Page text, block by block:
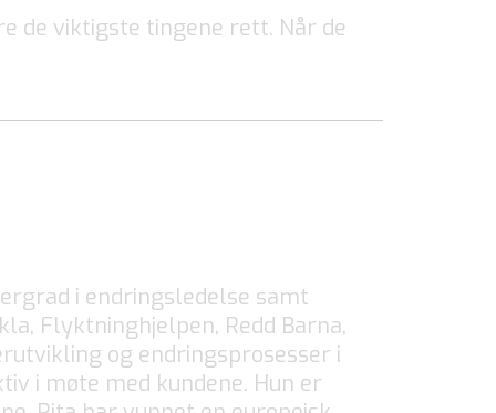
de viktigste tingene rett. Når de
i endringsledelse samt
Flyktninghjelpen, Redd Barna,
og endringsprosesser i
i møte med kundene. Hun er